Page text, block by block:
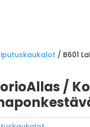
/ B601
/